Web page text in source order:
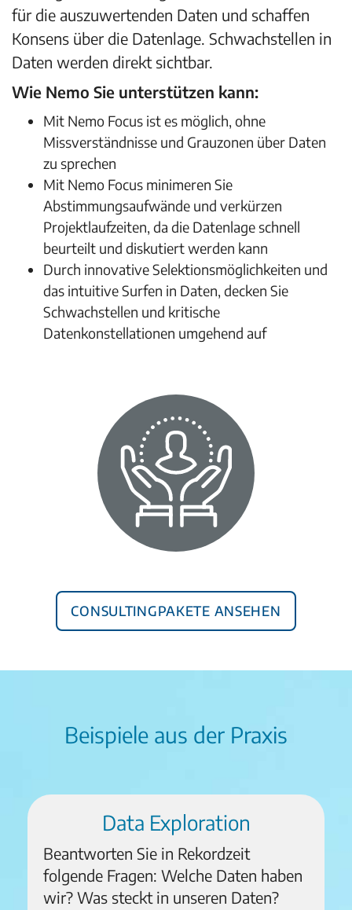
für die auszuwertenden Daten und schaffen
Konsens über die Datenlage. Schwachstellen in
Daten werden direkt sichtbar.
Wie Nemo Sie unterstützen kann:
Mit Nemo Focus ist es möglich, ohne
Missverständnisse und Grauzonen über Daten
zu sprechen
Mit Nemo Focus minimeren Sie
Abstimmungsaufwände und verkürzen
Projektlaufzeiten, da die Datenlage schnell
beurteilt und diskutiert werden kann
Durch innovative Selektionsmöglichkeiten und
das intuitive Surfen in Daten, decken Sie
Schwachstellen und kritische
Datenkonstellationen umgehend auf
Consultingpakete ansehen
Beispiele aus der Praxis
Data Exploration
Beantworten Sie in Rekordzeit
folgende Fragen: Welche Daten haben
wir? Was steckt in unseren Daten?